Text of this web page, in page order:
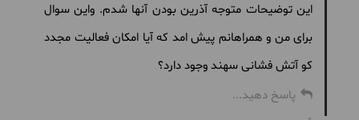
این توضیحات متوجه آذرین بودن آنها شدم. واین سوال
برای من و همراهانم پیش امد که آیا امکان فعالیت مجدد
کو آتش فشانی سهند وجود دارد؟
پاسخ دهید...